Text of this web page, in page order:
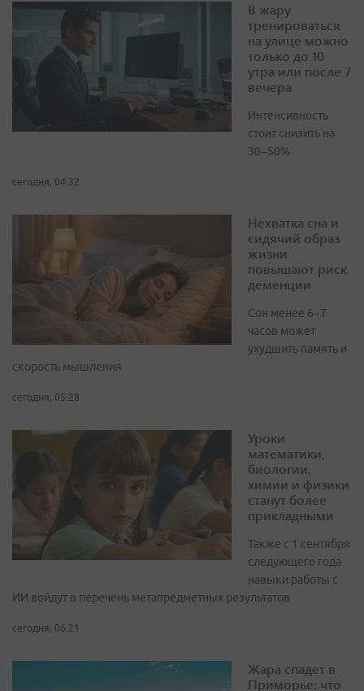
В жару
тренироваться
на улице можно
только до 10
утра или после 7
вечера
Интенсивность
стоит снизить на
30–50%
сегодня, 04:32
Нехватка сна и
сидячий образ
жизни
повышают риск
деменции
Сон менее 6–7
часов может
ухудшить память и
скорость мышления
сегодня, 05:28
Уроки
математики,
биологии,
химии и физики
станут более
прикладными
Также с 1 сентября
следующего года
навыки работы с
ИИ войдут в перечень метапредметных результатов
сегодня, 06:21
Жара спадет в
Приморье: что